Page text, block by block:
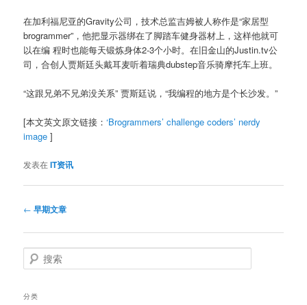
在加利福尼亚的Gravity公司，技术总监吉姆被人称作是“家居型
brogrammer”，他把显示器绑在了脚踏车健身器材上，这样他就可
以在编 程时也能每天锻炼身体2-3个小时。在旧金山的Justin.tv公
司，合创人贾斯廷头戴耳麦听着瑞典dubstep音乐骑摩托车上班。
“这跟兄弟不兄弟没关系” 贾斯廷说，“我编程的地方是个长沙发。”
[本文英文原文链接：‘Brogrammers’ challenge coders’ nerdy
image ]
发表在IT资讯
文
导
航
← 早期文章
搜
索
分类